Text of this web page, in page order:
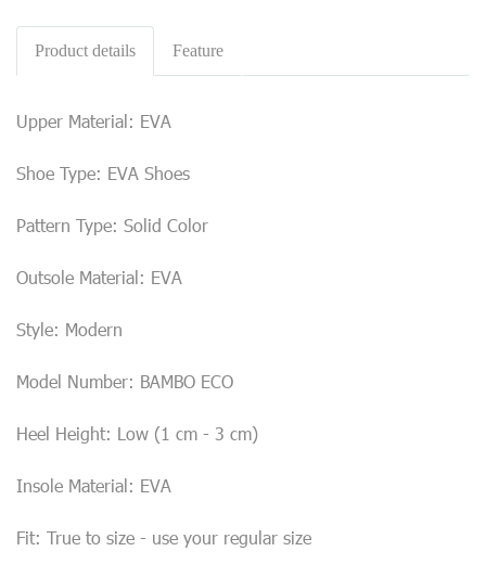
Product details Feature
Upper Material: EVA
Shoe Type: EVA Shoes
Pattern Type: Solid Color
Outsole Material: EVA
Style: Modern
Model Number: BAMBO ECO
Heel Height: Low (1 cm - 3 cm)
Insole Material: EVA
Fit: True to size - use your regular size